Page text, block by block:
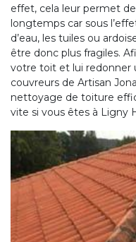
effet, cela leur permet
longtemps car sous
d’eau, les tuiles ou
être donc plus fragiles.
votre toit et lui redonner
couvreurs de Artisan
nettoyage de toiture
vite si vous êtes à Ligny